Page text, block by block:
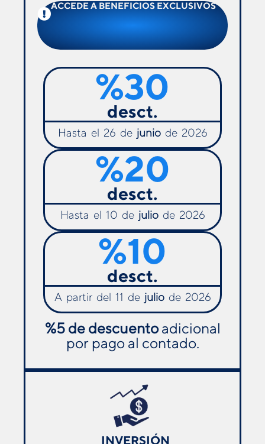
ACCEDE A BENEFICIOS EXCLUSIVOS
desct.
%30
Hasta el 26 de juniode 2026
desct.
%20
Hasta el 10 de juliode 2026
desct.
%10
A partir del 11 de juliode 2026
%5 de descuentoadicional
por pago al contado.
INVERSIÓN